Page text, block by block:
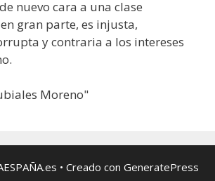
nuevo cara a una clase
gran parte, es injusta,
y contraria a los intereses
Moreno"
• Creado con GeneratePress